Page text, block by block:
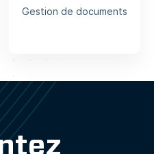
Gestion de documents